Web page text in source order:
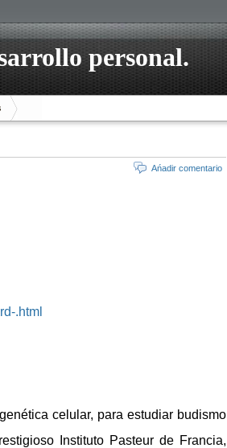
personal.
Ańadir comentario
.html
celular, para estudiar budismo
Instituto Pasteur de Francia,